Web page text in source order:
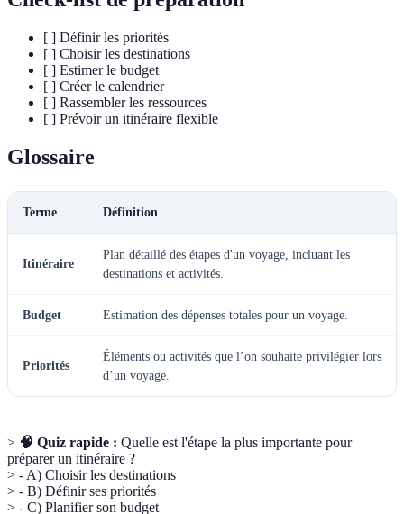
[ ] Définir les priorités
[ ] Choisir les destinations
[ ] Estimer le budget
[ ] Créer le calendrier
[ ] Rassembler les ressources
[ ] Prévoir un itinéraire flexible
Glossaire
Terme Définition
Itinéraire
Plan détaillé des étapes d'un voyage, incluant les
destinations et activités.
Budget Estimation des dépenses totales pour un voyage.
Priorités
Éléments ou activités que l’on souhaite privilégier lors
d’un voyage.
> 🧠 Quiz rapide : Quelle est l'étape la plus importante pour
préparer un itinéraire ?
> - A) Choisir les destinations
> - B) Définir ses priorités
> - C) Planifier son budget